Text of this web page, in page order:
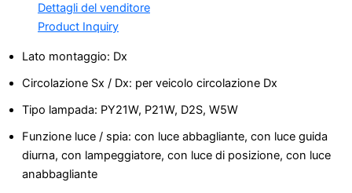
Dettagli del venditore
Product Inquiry
Lato montaggio: Dx
Circolazione Sx / Dx: per veicolo circolazione Dx
Tipo lampada: PY21W, P21W, D2S, W5W
Funzione luce / spia: con luce abbagliante, con luce guida
diurna, con lampeggiatore, con luce di posizione, con luce
anabbagliante